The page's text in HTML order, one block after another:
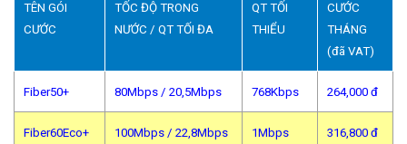
TÊN GÓI
CƯỚC
TỐC ĐỘ TRONG
NƯỚC / QT TỐI ĐA
QT TỐI
THIỂU
CƯỚC
THÁNG
(đã VAT)
Fiber50+ 80Mbps / 20,5Mbps 768Kbps 264,000 đ
Fiber60Eco+ 100Mbps / 22,8Mbps 1Mbps 316,800 đ